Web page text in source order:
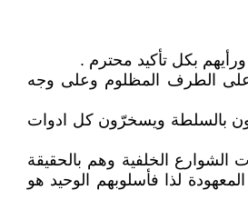
بكل تأكيد محترم .
الطرف المظلوم وعلى وجه
بالسلطة ويسخرّون كل ادوات
الخلفية وهم بالحقيقة
لذا فأسلوبهم الوحيد هو